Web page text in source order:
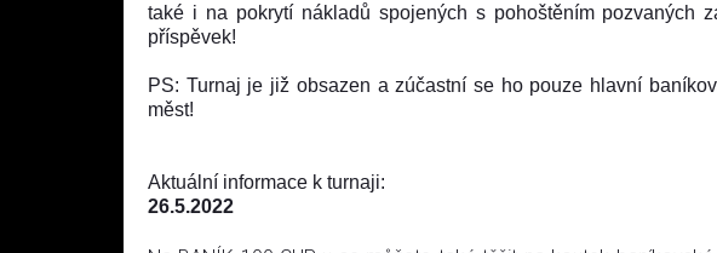
také i na pokrytí nákladů spojených s pohoštěním pozvaných
příspěvek!
PS: Turnaj je již obsazen a zúčastní se ho pouze hlavní
měst!
Aktuální informace k turnaji:
26.5.2022